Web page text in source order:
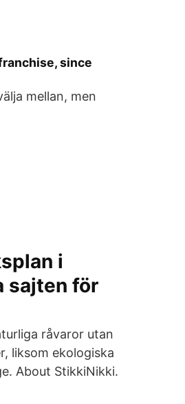
since
mellan, men
i
sajten för
råvaror utan
liksom ekologiska
About StikkiNikki.